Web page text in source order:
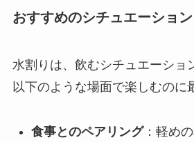
おすすめのシチュエーション
水割りは、飲むシチュエーショ
以下のような場面で楽しむのに
食事とのペアリング：軽め